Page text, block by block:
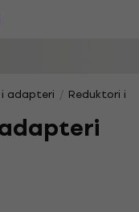
i adapteri Reduktori i
adapteri